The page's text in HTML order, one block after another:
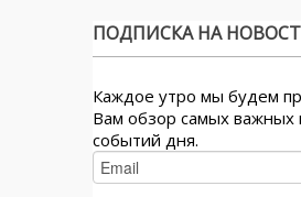
ПОДПИСКА НА
Каждое утро мы будем
Вам обзор самых важных
событий дня.